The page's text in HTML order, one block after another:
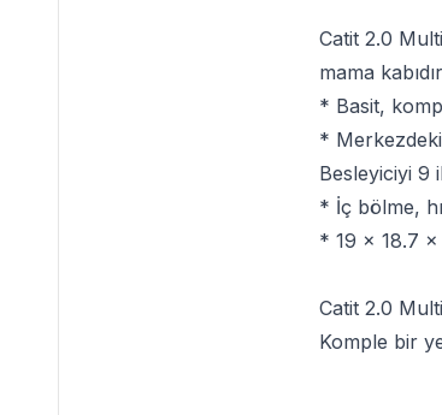
Catit 2.0
mama
* Basit,
*
Besleyiciyi 9
* İç bölme,
* 19 x 18.7 x
Catit 2.0
Komple bir